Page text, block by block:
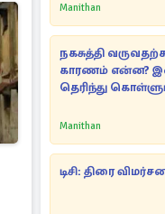
Manithan
நகசுத்தி
காரணம் என்ன?
தெரிந்து
Manithan
டிசி: திரை